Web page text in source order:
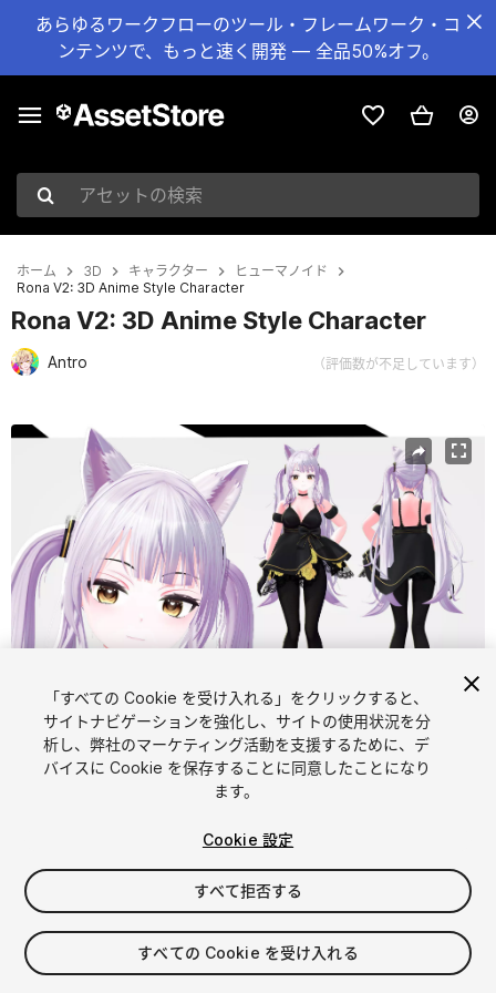
あらゆるワークフローのツール・フレームワーク・コ
ンテンツで、もっと速く開発 — 全品50%オフ。
アセットの検索
ホーム 3D キャラクター
ヒューマノイド
Rona V2: 3D Anime Style Character
Rona V2: 3D Anime Style Character
Antro （評価数が不足しています）
現在のスライド：1 / 6
1 /6
$20
消費税は決済時に計算されます
「すべての Cookie を受け入れる」をクリックすると、
サイトナビゲーションを強化し、サイトの使用状況を分
析し、弊社のマーケティング活動を支援するために、デ
バイスに Cookie を保存することに同意したことになり
ます。
Cookie 設定
すべて拒否する
すべての Cookie を受け入れる